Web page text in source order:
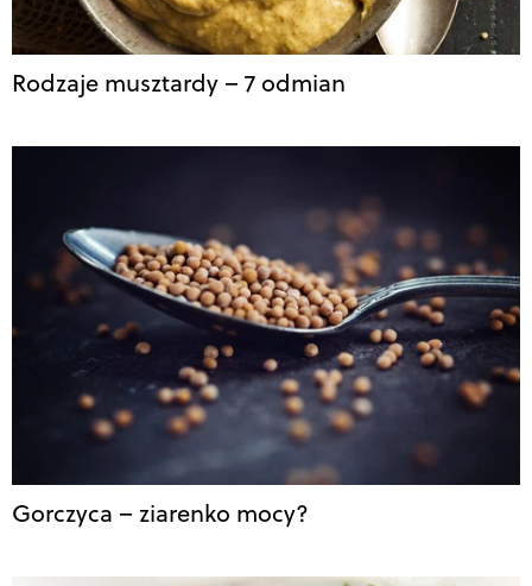
Rodzaje musztardy – 7 odmian
Gorczyca – ziarenko mocy?